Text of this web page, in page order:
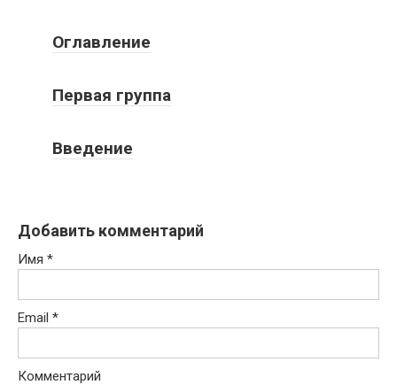
Оглавление
Первая группа
Введение
Добавить комментарий
Имя *
Email *
Комментарий